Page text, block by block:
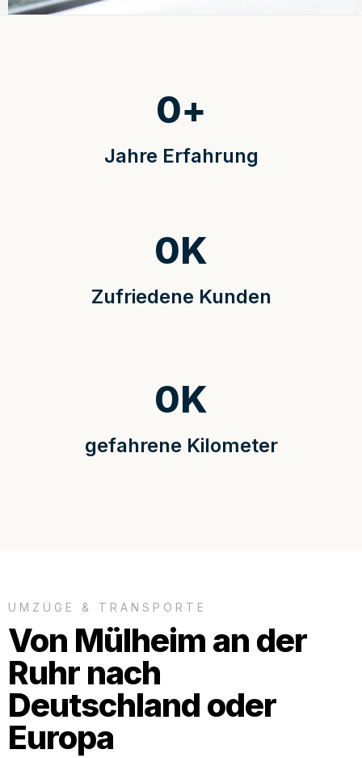
Jahre Erfahrung
0+
Zufriedene Kunden
0K
gefahrene Kilometer
0K
UMZÜGE & TRANSPORTE
Von Mülheim an der
Ruhr nach
Deutschland oder
Europa